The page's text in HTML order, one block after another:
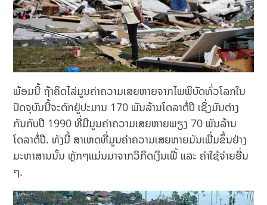
ພ້ອມນີ້ ຖ້າຄິດໄລ່ມູນຄ່າຄວາມເສຍຫາຍຈາກໄພພິບັດທົ່ວໂລກໃນ
ປັດຈຸບັນນີ້ຈະຕົກຢູ່ປະມານ 170 ພັນລ້ານໂດລາຕໍ່ປີ ເຊິ່ງມັນຕ່າງ
ກັນກັບປີ 1990 ທີ່ມີມູນຄ່າຄວາມເສຍຫາຍພຽງ 70 ພັນລ້ານ
ໂດລາຕໍ່ປີ. ທັງນີ້ ສາເຫດທີ່ມູນຄ່າຄວາມເສຍຫາຍມັນເພີ່ມຂຶ້ນຢ່າງ
ມະຫາສານນັ້ນ ຫຼັກໆແມ່ນມາຈາກວິກິດເງິນເຟີ້ ແລະ ຄ່າໃຊ້ຈ່າຍອື່ນ
ໆ.